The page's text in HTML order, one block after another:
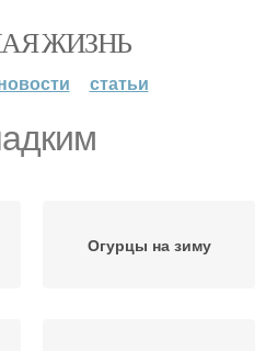
ЖИЗНЬ
статьи
Огурцы на зиму